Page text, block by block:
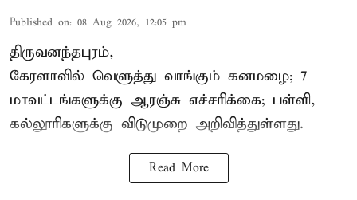
Published on: 08 Aug 2026, 12:05 pm
திருவனந்தபுரம்,
கேரளாவில் வெளுத்து வாங்கும் கனமழை; 7
மாவட்டங்களுக்கு ஆரஞ்சு எச்சரிக்கை; பள்ளி,
கல்லூரிகளுக்கு விடுமுறை அறிவித்துள்ளது.
Read More